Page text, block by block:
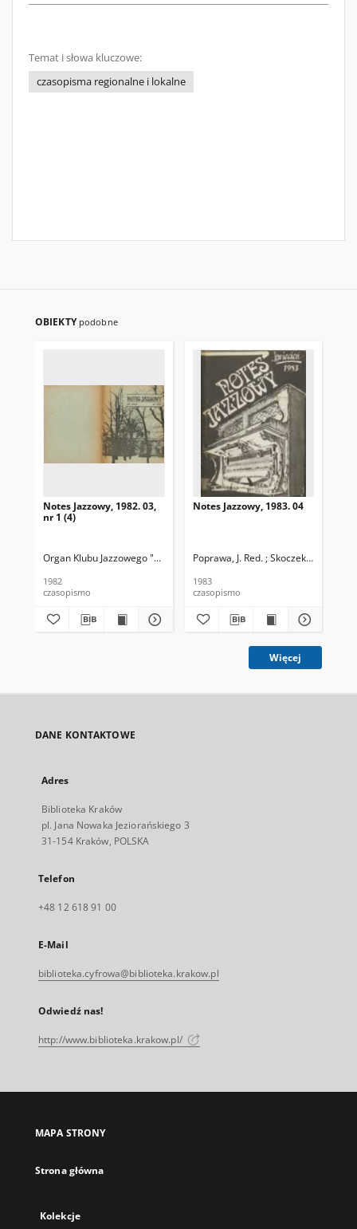
Temat i słowa kluczowe:
czasopisma regionalne i lokalne
OBIEKTY podobne
Notes Jazzowy, 1982. 03,
nr 1 (4)
Organ Klubu Jazzowego "Rotunda" Skoczek, T. Red.
1982
czasopismo
Notes Jazzowy, 1983. 04
Poprawa, J. Red. ; Skoczek T. Red.
1983
czasopismo
Więcej
DANE KONTAKTOWE
Adres
Biblioteka Kraków
pl. Jana Nowaka Jeziorańskiego 3
31-154 Kraków, POLSKA
Telefon
+48 12 618 91 00
E-Mail
biblioteka.cyfrowa@biblioteka.krakow.pl
Odwiedź nas!
http://www.biblioteka.krakow.pl/
MAPA STRONY
Strona główna
Kolekcje